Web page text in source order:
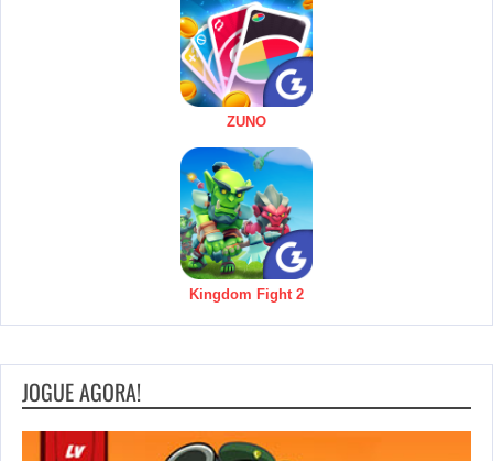
ZUNO
Kingdom Fight 2
JOGUE AGORA!